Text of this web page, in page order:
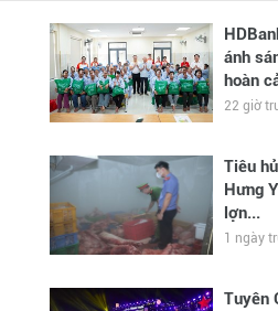
ánh
hoàn
22 giờ
Tiêu
Hưng
lợn...
1 ngày
Tuyên